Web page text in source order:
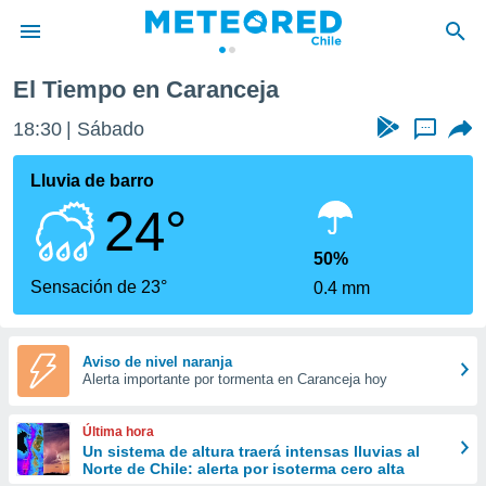
de
por
se
calidad.
a este
las
y
forma
digital
basada
El Tiempo en Caranceja
18:30 Sábado ...
Lluvia de barro
24°
Sensación de 23°
50%
0.4 mm
Aviso de nivel naranja
Alerta importante por tormenta en Caranceja hoy
Última hora
Un sistema de altura traerá intensas lluvias al
Norte de Chile: alerta por isoterma cero alta